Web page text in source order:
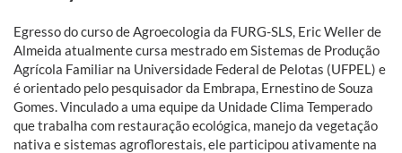
Egresso do curso de Agroecologia da FURG-SLS, Eric Weller de
Almeida atualmente cursa mestrado em Sistemas de Produção
Agrícola Familiar na Universidade Federal de Pelotas (UFPEL) e
é orientado pelo pesquisador da Embrapa, Ernestino de Souza
Gomes. Vinculado a uma equipe da Unidade Clima Temperado
que trabalha com restauração ecológica, manejo da vegetação
nativa e sistemas agroflorestais, ele participou ativamente na